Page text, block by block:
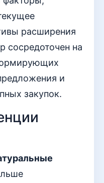
расширения
сосредоточен на
и
закупок.